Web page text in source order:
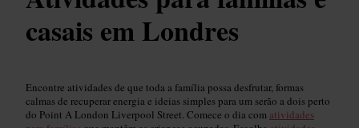
casais em Londres
Encontre atividades de que toda a família possa desfrutar, formas
calmas de recuperar energia e ideias simples para um serão a dois perto
do Point A London Liverpool Street. Comece o dia com atividades